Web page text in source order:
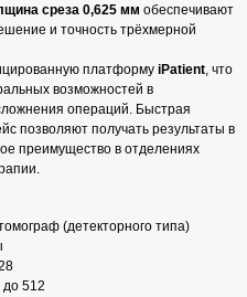
среза 0,625 мм обеспечивают
и точность трёхмерной
платформу iPatient, что
возможностей в
операций. Быстрая
позволяют получать результаты в
преимущество в отделениях
(детекторного типа)
до 512